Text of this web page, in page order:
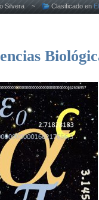
ya que la
que tenía
las
Más
pudieron
nos llevaron